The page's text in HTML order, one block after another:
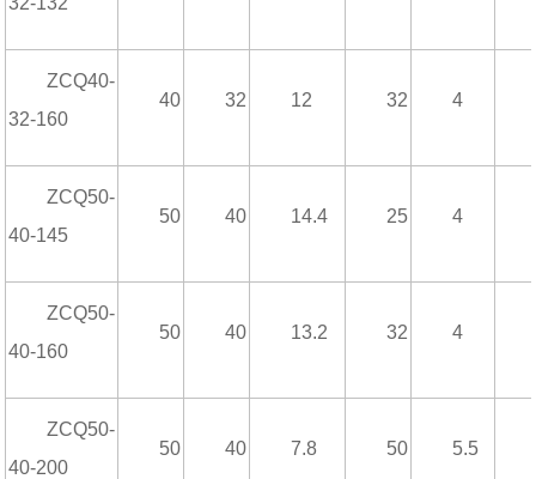
ZCQ40-
32-160
40 32 12 32 4
ZCQ50-
40-145
50 40 14.4 25 4
ZCQ50-
40-160
50 40 13.2 32 4
ZCQ50-
40-200
50 40 7.8 50 5.5